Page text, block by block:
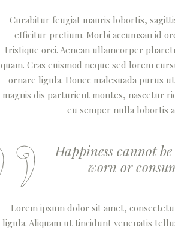
Curabitur feugiat mauris lobortis,
efficitur pretium. Morbi accumsan id
tristique orci. Aenean ullamcorper
quam. Cras euismod neque sed lorem
ornare ligula. Donec malesuada purus
magnis dis parturient montes, nascetur
eu semper nulla lobortis
Happiness cannot
worn or
Lorem ipsum dolor sit amet,
ligula. Aliquam ut tincidunt venenatis